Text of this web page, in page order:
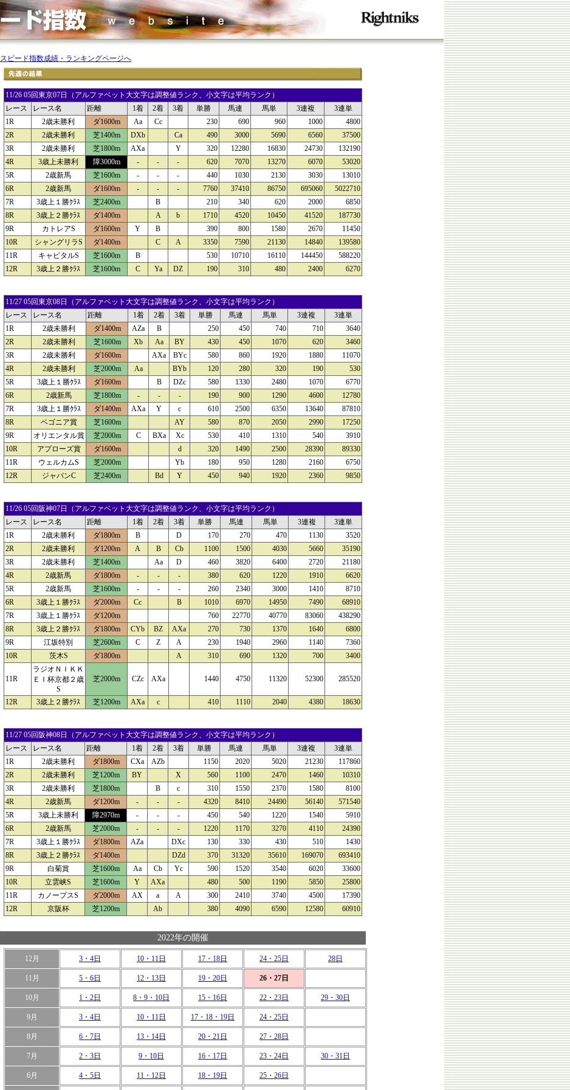
スピード指数成績・ランキングページへ
11/26 05回東京07日（アルファベット大文字は調整値ランク、小文字は平均ランク）
レース
レース名 距離 1着 2着 3着 単勝 馬連 馬単 3連複
3連単
1R
2歳未勝利 ダ1600m Aa Cc 230 690 960 1000
4800
2R
2歳未勝利 芝1400m DXb Ca 490 3000 5690 6560
37500
3R
2歳未勝利 芝1800m AXa Y 320 12280 16830 24730
132190
4R
3歳上未勝利 障3000m - - - 620 7070 13270 6070
53020
5R
2歳新馬 芝1600m - - - 440 1030 2130 3030
13010
6R
2歳新馬 ダ1600m - - - 7760 37410 86750 695060
5022710
7R
3歳上１勝ｸﾗｽ 芝2400m B 210 340 620 2000
6850
8R
3歳上２勝ｸﾗｽ ダ1400m A b 1710 4520 10450 41520
187730
9R
カトレアS ダ1600m Y B 390 800 1580 2670
11450
10R
シャングリラS ダ1400m C A 3350 7590 21130 14840
139580
11R
キャピタルS 芝1600m B 530 10710 16110 144450
588220
12R
3歳上２勝ｸﾗｽ 芝1600m C Ya DZ 190 310 480 2400 6270
11/27 05回東京08日（アルファベット大文字は調整値ランク、小文字は平均ランク）
レース
レース名 距離 1着 2着 3着 単勝 馬連 馬単 3連複
3連単
1R
2歳未勝利 ダ1400m AZa B 250 450 740 710
3640
2R
2歳未勝利 芝1600m Xb Aa BY 430 450 1070 620
3460
3R
2歳未勝利 ダ1600m AXa BYc 580 860 1920 1880
11070
4R
2歳未勝利 芝2000m Aa BYb 120 280 320 190
530
5R
3歳上１勝ｸﾗｽ ダ1600m B DZc 580 1330 2480 1070
6770
6R
2歳新馬 芝1800m - - - 190 900 1290 4600
12780
7R
3歳上１勝ｸﾗｽ ダ1400m AXa Y c 610 2500 6350 13640
87810
8R
ベゴニア賞 芝1600m AY 580 870 2050 2990
17250
9R
オリエンタル賞 芝2000m C BXa Xc 530 410 1310 540
3910
10R
アプローズ賞 ダ1600m d 320 1490 2500 28390
89330
11R
ウェルカムS 芝2000m Yb 180 950 1280 2160
6750
12R
ジャパンC 芝2400m Bd Y 450 940 1920 2360 9850
11/26 05回阪神07日（アルファベット大文字は調整値ランク、小文字は平均ランク）
レース
レース名 距離 1着 2着 3着 単勝 馬連 馬単 3連複
3連単
1R
2歳未勝利 ダ1800m B D 170 270 470 1130
3520
2R
2歳未勝利 ダ1200m A B Cb 1100 1500 4030 5660
35190
3R
2歳未勝利 芝1400m Aa D 460 3820 6400 2720
21180
4R
2歳新馬 ダ1800m - - - 380 620 1220 1910
6620
5R
2歳新馬 芝1600m - - - 260 2340 3000 1410
8710
6R
3歳上１勝ｸﾗｽ ダ2000m Cc B 1010 6970 14950 7490
68910
7R
3歳上１勝ｸﾗｽ ダ1200m 760 22770 40770 83060
438290
8R
3歳上２勝ｸﾗｽ ダ1800m CYb BZ AXa 270 730 1370 1640
6800
9R
江坂特別 芝2600m C Z A 230 1940 2960 1140
7360
10R
茨木S ダ1800m A 310 690 1320 700 3400
11R
ラジオＮＩＫＫ
ＥＩ杯京都２歳
S
芝2000m CZc AXa 1440 4750 11320 52300 285520
12R 3歳上２勝ｸﾗｽ 芝1200m AXa c 410 1110 2040 4380 18630
11/27 05回阪神08日（アルファベット大文字は調整値ランク、小文字は平均ランク）
レース
レース名 距離 1着 2着 3着 単勝 馬連 馬単 3連複
3連単
1R
2歳未勝利 ダ1800m CXa AZb 1150 2020 5020 21230
117860
2R
2歳未勝利 芝1200m BY X 560 1100 2470 1460
10310
3R
2歳未勝利 芝1800m B c 310 1550 2370 1580
8100
4R
2歳新馬 ダ1200m - - - 4320 8410 24490 56140
571540
5R
3歳上未勝利 障2970m - - - 450 540 1220 1540
5910
6R
2歳新馬 芝2000m - - - 1220 1170 3270 4110
24390
7R
3歳上１勝ｸﾗｽ ダ1800m AZa DXc 130 330 430 510
1430
8R
3歳上２勝ｸﾗｽ ダ1400m DZd 370 31320 35610 169070
693410
9R
白菊賞 芝1600m Aa Cb Yc 590 1520 3540 6020
33600
10R
立雲峡S 芝1600m Y AXa 480 500 1190 5850
25800
11R
カノープスS ダ2000m AX a A 300 2410 3740 4500
17390
12R
京阪杯 芝1200m Ab 380 4090 6590 12580 60910
2022年の開催
12月 3・4日 10・11日 17・18日 24・25日 28日
11月 5・6日 12・13日 19・20日 26・27日
10月 1・2日 8・9・10日 15・16日 22・23日 29・30日
9月 3・4日 10・11日 17・18・19日 24・25日
8月 6・7日 13・14日 20・21日 27・28日
7月 2・3日 9・10日 16・17日 23・24日 30・31日
6月 4・5日 11・12日 18・19日 25・26日